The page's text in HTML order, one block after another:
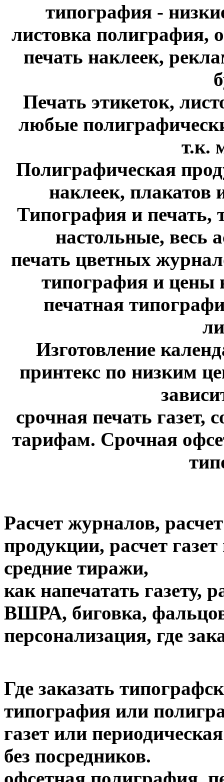
типография -
листовка полиграфия,
печать наклеек,
Печать этикеток,
любые
т.к.
Полиграфическая
наклеек, плакатов
Типография и печать,
настольные, весь
печать цветных
типография и цены
печатная
Изготовление
принтекс по низким
срочная печать газет,
тарифам. Срочная
Расчет журналов,
продукции, расчет
средние тиражи,
как напечатать газету,
ВШРА, биговка,
персонализация, где
Где заказать
типография или
газет или
без посредников.